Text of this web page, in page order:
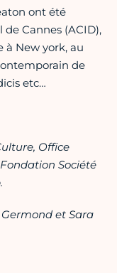
ont été
Cannes (ACID),
à New york, au
de
etc…
Office
Société
et Sara